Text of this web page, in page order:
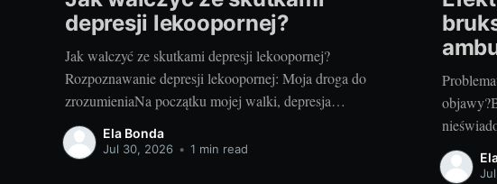
depresji lekoopornej?
Jak walczyć ze skutkami depresji lekoopornej?
Rozpoznawanie depresji lekoopornej: Moja droga do
zrozumieniaNa początku mojej walki, depresja
lekooporna wydawała się nie mieć końca. Czułam, że
znajduję się w ciemnym tunelu. Na szczęście, z czasem,
Ela Bonda
Jul 30, 2026 • 1 min read
zębów